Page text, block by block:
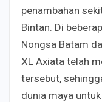
penambahan
Bintan. Di
Nongsa Batam
XL Axiata telah
tersebut,
dunia maya